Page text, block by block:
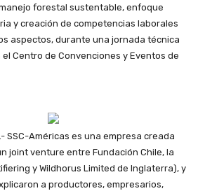
forestal sustentable, enfoque
y creación de competencias laborales
aspectos, durante una jornada técnica
Centro de Convenciones y Eventos de
SSC-Américas es una empresa creada
joint venture entre Fundación Chile, la
y Wildhorus Limited de Inglaterra), y
a productores, empresarios,